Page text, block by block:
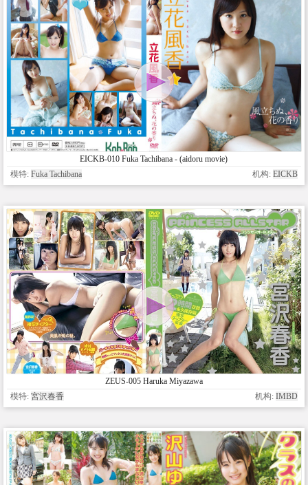
EICKB-010 Fuka Tachibana - (aidoru movie)
模特: Fuka Tachibana 机构: EICKB
ZEUS-005 Haruka Miyazawa
模特: 宮沢春香 机构: IMBD